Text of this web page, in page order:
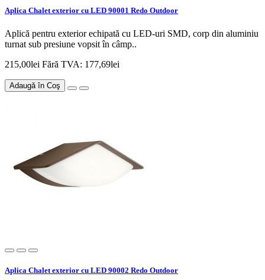
Aplica Chalet exterior cu LED 90001 Redo Outdoor
Aplică pentru exterior echipată cu LED-uri SMD, corp din aluminiu
turnat sub presiune vopsit în câmp..
215,00lei Fără TVA: 177,69lei
Adaugă în Coş
Aplica Chalet exterior cu LED 90002 Redo Outdoor